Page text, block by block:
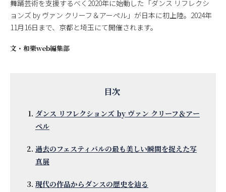
舞踊芸術を支援するべく2020年に始動した「ダンス リフレクシ
ョンズ by ヴァン クリーフ＆アーペル」が日本に初上陸。2024年
11月16日まで、京都と埼玉にて開催されます。
文・ 和樂web編集部
ダンス リフレクションズ by ヴァン クリーフ＆アー
ペル
過去のフェスティバルの最も美しい瞬間を捉えた写
真展
現代の作品からダンスの歴史を辿る